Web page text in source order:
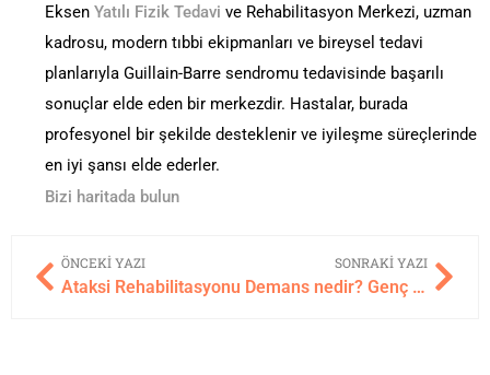
Eksen Yatılı Fizik Tedavi ve Rehabilitasyon Merkezi, uzman
kadrosu, modern tıbbi ekipmanları ve bireysel tedavi
planlarıyla Guillain-Barre sendromu tedavisinde başarılı
sonuçlar elde eden bir merkezdir. Hastalar, burada
profesyonel bir şekilde desteklenir ve iyileşme süreçlerinde
en iyi şansı elde ederler.
Bizi haritada bulun
ÖNCEKI YAZI
Ataksi Rehabilitasyonu
SONRAKI YAZI
Demans nedir? Genç yaşta demans belirtileri nelerdir?